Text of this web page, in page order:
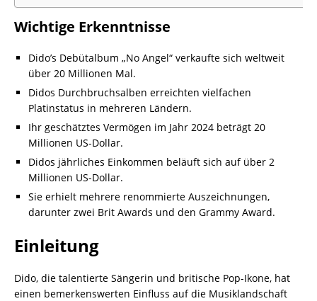
Wichtige Erkenntnisse
Dido’s Debütalbum „No Angel“ verkaufte sich weltweit
über 20 Millionen Mal.
Didos Durchbruchsalben erreichten vielfachen
Platinstatus in mehreren Ländern.
Ihr geschätztes Vermögen im Jahr 2024 beträgt 20
Millionen US-Dollar.
Didos jährliches Einkommen beläuft sich auf über 2
Millionen US-Dollar.
Sie erhielt mehrere renommierte Auszeichnungen,
darunter zwei Brit Awards und den Grammy Award.
Einleitung
Dido, die talentierte Sängerin und britische Pop-Ikone, hat
einen bemerkenswerten Einfluss auf die Musiklandschaft